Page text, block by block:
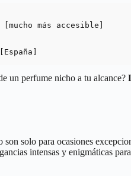
más accesible]
un perfume nicho a tu alcance?
solo para ocasiones
intensas y enigmáticas